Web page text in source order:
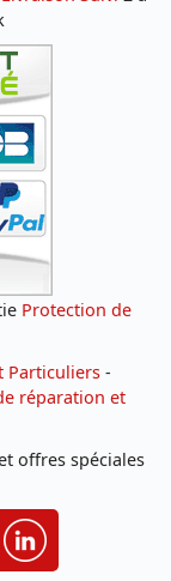
Protection de
Particuliers -
réparation et
offres spéciales